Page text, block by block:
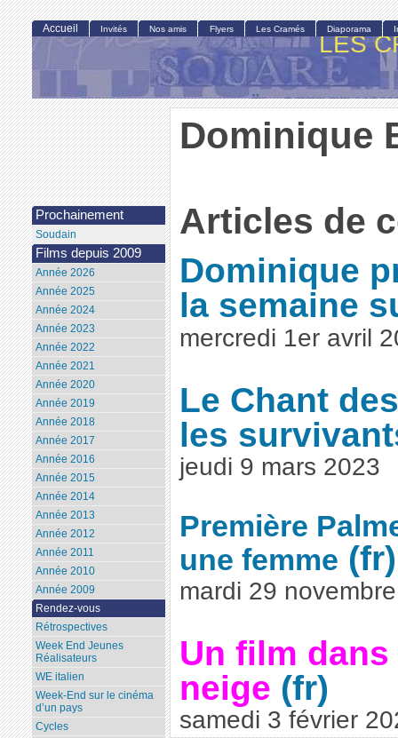
LES
Dominique
Articles de
Dominique
la semaine
mercredi 1er avril
Le Chant
les
jeudi 9 mars 2023
Première
une femme
mardi 29
Un film
neige
samedi 3 février
Accueil Invités Nos amis Flyers Les Cramés Diaporama
Prochainement
Soudain
Films depuis 2009
Année 2026
Année 2025
Année 2024
Année 2023
Année 2022
Année 2021
Année 2020
Année 2019
Année 2018
Année 2017
Année 2016
Année 2015
Année 2014
Année 2013
Année 2012
Année 2011
Année 2010
Année 2009
Rendez-vous
Rétrospectives
Week End Jeunes
Réalisateurs
WE italien
Week-End sur le cinéma
d’un pays
Cycles